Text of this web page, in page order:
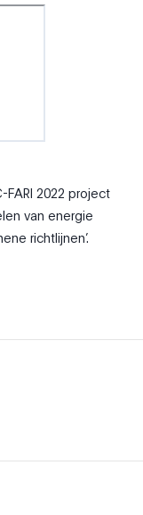
2022 project
van energie
richtlijnen’.